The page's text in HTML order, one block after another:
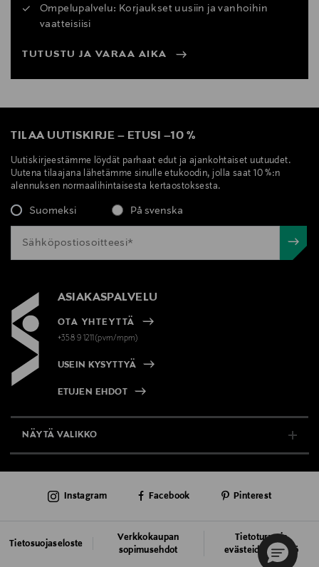
Ompelupalvelu: Korjaukset uusiin ja vanhoihin
vaatteisiisi
TUTUSTU JA VARAA AIKA
TILAA UUTISKIRJE – ETUSI –10 %
Uutiskirjeestämme löydät parhaat edut ja ajankohtaiset uutuudet.
Uutena tilaajana lähetämme sinulle etukoodin, jolla saat 10 %:n
alennuksen normaalihintaisesta kertaostoksesta.
Suomeksi På svenska
ASIAKASPALVELU
OTA YHTEYTTÄ
+358 9 1211(pvm/mpm)
USEIN KYSYTTYÄ
ETUJEN EHDOT
NÄYTÄ VALIKKO
AJANKOHTAISTA
Tietosuojaseloste
Verkkokaupan
sopimusehdot
Tietoturva ja
evästeiden käyttö
Instagram Facebook Pinterest